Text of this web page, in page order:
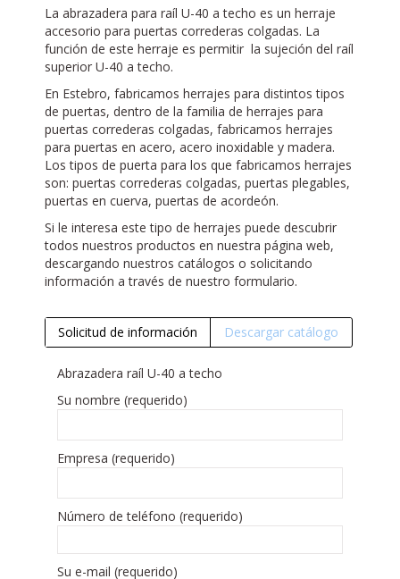
La abrazadera para raíl U-40 a techo es un herraje
accesorio para puertas correderas colgadas. La
función de este herraje es permitir la sujeción del raíl
superior U-40 a techo.
En Estebro, fabricamos herrajes para distintos tipos
de puertas, dentro de la familia de herrajes para
puertas correderas colgadas, fabricamos herrajes
para puertas en acero, acero inoxidable y madera.
Los tipos de puerta para los que fabricamos herrajes
son: puertas correderas colgadas, puertas plegables,
puertas en cuerva, puertas de acordeón.
Si le interesa este tipo de herrajes puede descubrir
todos nuestros productos en nuestra página web,
descargando nuestros catálogos o solicitando
información a través de nuestro formulario.
Solicitud de información Descargar catálogo
Abrazadera raíl U-40 a techo
Su nombre (requerido)
Empresa (requerido)
Número de teléfono (requerido)
Su e-mail (requerido)